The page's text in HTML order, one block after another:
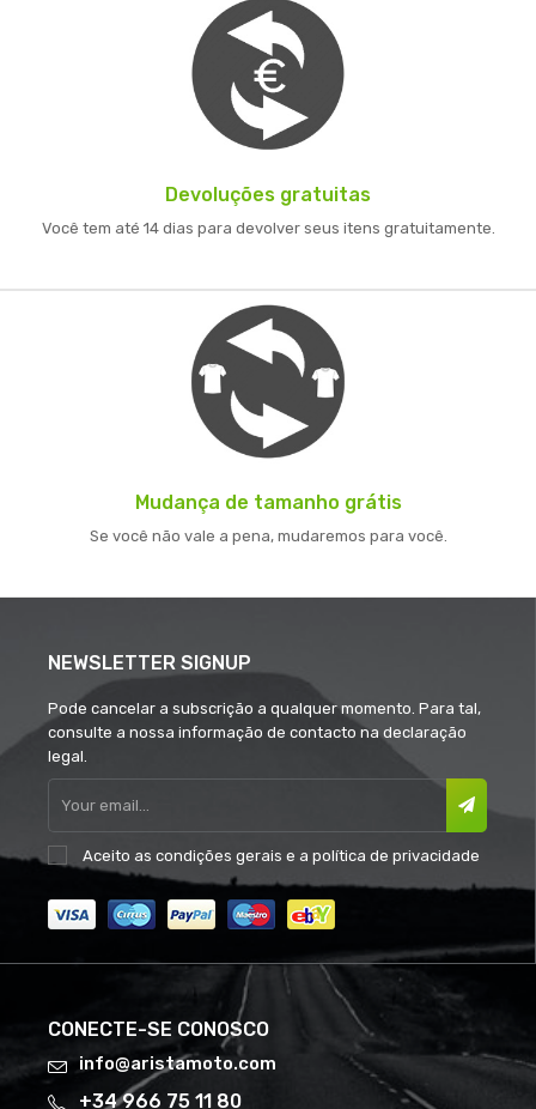
Devoluções gratuitas
Você tem até 14 dias para devolver seus itens gratuitamente.
Mudança de tamanho grátis
Se você não vale a pena, mudaremos para você.
NEWSLETTER SIGNUP
Pode cancelar a subscrição a qualquer momento. Para tal,
consulte a nossa informação de contacto na declaração
legal.
Aceito as condições gerais e a política de privacidade
CONECTE-SE CONOSCO
info@aristamoto.com
+34 966 75 11 80